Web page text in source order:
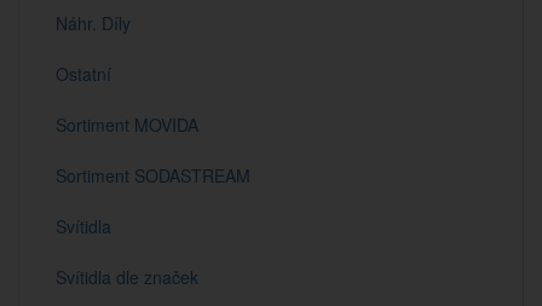
Náhr. Díly
Ostatní
Sortiment MOVIDA
Sortiment SODASTREAM
Svítidla
Svítidla dle značek